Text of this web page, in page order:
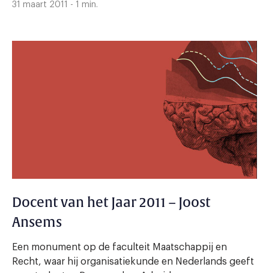
31 maart 2011 - 1 min.
Docent van het Jaar 2011 – Joost
Ansems
Een monument op de faculteit Maatschappij en
Recht, waar hij organisatiekunde en Nederlands geeft